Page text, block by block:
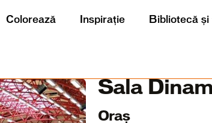
Colorează Inspirație Bibliotecă
Sala
Oraș